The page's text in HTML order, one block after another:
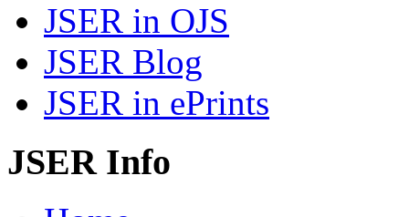
JSER in OJS
JSER Blog
JSER in ePrints
JSER Info